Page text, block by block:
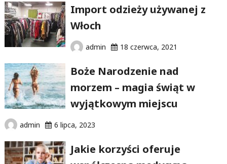
Import odzieży używanej z
Włoch
admin 18 czerwca, 2021
Boże Narodzenie nad
morzem – magia świąt w
wyjątkowym miejscu
admin 6 lipca, 2023
Jakie korzyści oferuje